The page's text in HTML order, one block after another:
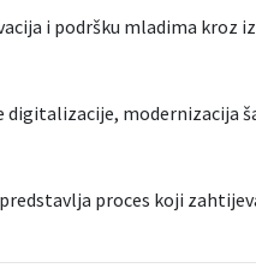
i podršku mladima kroz
digitalizacije, modernizacija
proces koji